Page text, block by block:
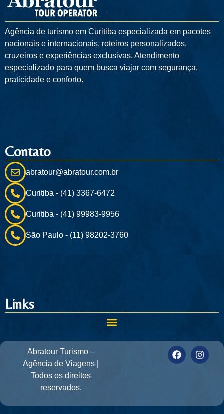
Agência de turismo em Curitiba especializada em pacotes
nacionais e internacionais, roteiros personalizados,
cruzeiros e experiências exclusivas. Atendimento
especializado para quem busca viajar com segurança,
praticidade e conforto.
Contato
abratour@abratour.com.br
Curitiba - (41) 3367-6472
Curitiba - (41) 99983-9956
São Paulo - (11) 98202-3760
Links
Abratour Turismo –
Agência de Viagens |
Todos os direitos
reservados.